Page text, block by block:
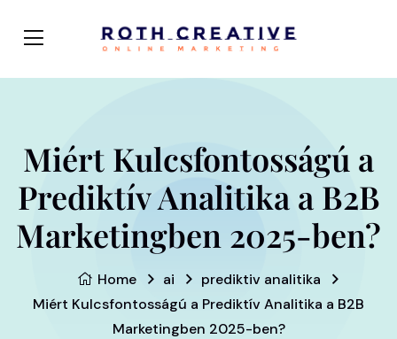
Miért Kulcsfontosságú a
Prediktív Analitika a B2B
Marketingben 2025-ben?
Home ai
prediktiv analitika
Miért Kulcsfontosságú a Prediktív Analitika a B2B
Marketingben 2025-ben?